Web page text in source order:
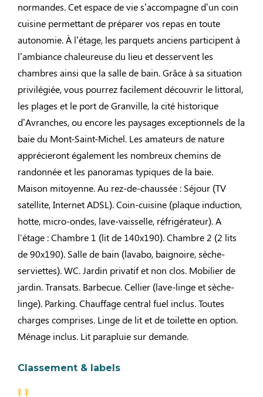
normandes. Cet espace de vie s’accompagne d’un coin
cuisine permettant de préparer vos repas en toute
autonomie. À l’étage, les parquets anciens participent à
l’ambiance chaleureuse du lieu et desservent les
chambres ainsi que la salle de bain. Grâce à sa situation
privilégiée, vous pourrez facilement découvrir le littoral,
les plages et le port de Granville, la cité historique
d’Avranches, ou encore les paysages exceptionnels de la
baie du Mont-Saint-Michel. Les amateurs de nature
apprécieront également les nombreux chemins de
randonnée et les panoramas typiques de la baie.
Maison mitoyenne. Au rez-de-chaussée : Séjour (TV
satellite, Internet ADSL). Coin-cuisine (plaque induction,
hotte, micro-ondes, lave-vaisselle, réfrigérateur). A
l'étage : Chambre 1 (lit de 140x190). Chambre 2 (2 lits
de 90x190). Salle de bain (lavabo, baignoire, sèche-
serviettes). WC. Jardin privatif et non clos. Mobilier de
jardin. Transats. Barbecue. Cellier (lave-linge et sèche-
linge). Parking. Chauffage central fuel inclus. Toutes
charges comprises. Linge de lit et de toilette en option.
Ménage inclus. Lit parapluie sur demande.
Classement & labels